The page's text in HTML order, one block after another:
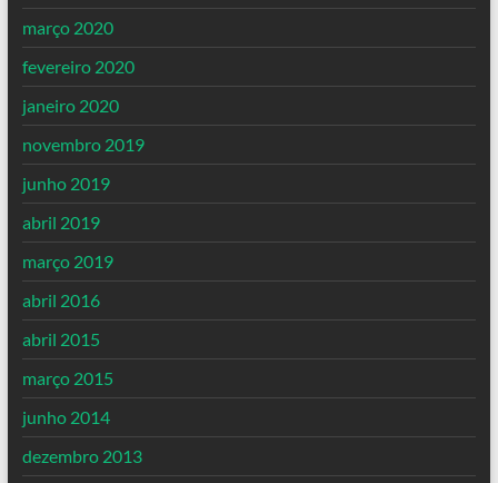
março 2020
fevereiro 2020
janeiro 2020
novembro 2019
junho 2019
abril 2019
março 2019
abril 2016
abril 2015
março 2015
junho 2014
dezembro 2013